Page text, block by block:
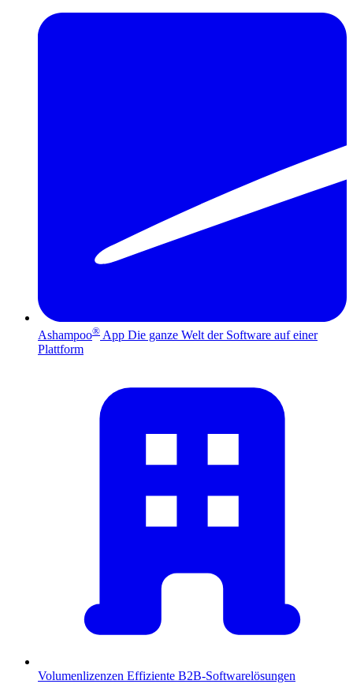
Ashampoo® App Die ganze Welt der Software auf einer
Plattform
Volumenlizenzen Effiziente B2B-Softwarelösungen